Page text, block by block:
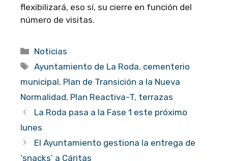
flexibilizará, eso sí, su cierre en función del
número de visitas.
Categorías
Noticias
Etiquetas
Ayuntamiento de La Roda, cementerio
municipal, Plan de Transición a la Nueva
Normalidad, Plan Reactiva-T, terrazas
La Roda pasa a la Fase 1 este próximo
lunes
El Ayuntamiento gestiona la entrega de
‘snacks’ a Cáritas